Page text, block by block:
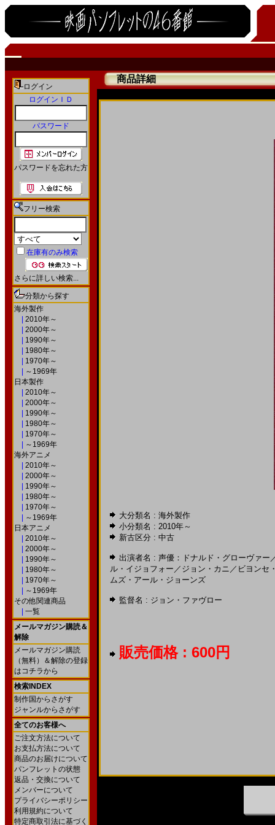
ログイン
ログインＩＤ
パスワード
パスワードを忘れた方
フリー検索
在庫有のみ検索
さらに詳しい検索...
分類から探す
海外製作
2010年～
2000年～
1990年～
1980年～
1970年～
～1969年
日本製作
2010年～
2000年～
1990年～
1980年～
1970年～
～1969年
海外アニメ
2010年～
2000年～
1990年～
1980年～
1970年～
～1969年
日本アニメ
2010年～
2000年～
1990年～
1980年～
1970年～
～1969年
その他関連商品
一覧
メールマガジン購読＆
解除
メールマガジン購読
（無料）＆解除の登録
はコチラから
検索INDEX
制作国からさがす
ジャンルからさがす
全てのお客様へ
ご注文方法について
お支払方法について
商品のお届けについて
パンフレットの状態
返品・交換について
メンバーについて
プライバシーポリシー
利用規約について
特定商取引法に基づく
商品詳細
大分類名 : 海外製作
小分類名 : 2010年～
新古区分 : 中古
出演者名 : 声優：ドナルド・グローヴァー
ル・イジョフォー ／ ジョン・カニ ／ ビヨンセ
ムズ・アール・ジョーンズ
監督名 : ジョン・ファヴロー
販売価格 : 600円